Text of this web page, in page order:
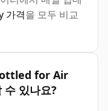
가격을 모두 비교
for Air
있나요?